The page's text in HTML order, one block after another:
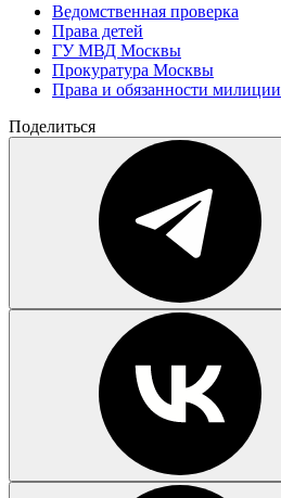
Ведомственная проверка
Права детей
ГУ МВД Москвы
Прокуратура Москвы
Права и обязанности милиции
Поделиться